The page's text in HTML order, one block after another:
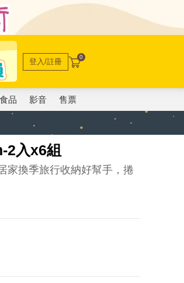
登入/註冊 0
品 影音 售票
2入x6組
家換季旅行收納好幫手，捲